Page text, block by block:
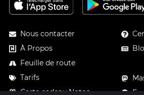
Nous contacter
À Propos
Feuille de route
Tarifs
Carte cadeau Notos